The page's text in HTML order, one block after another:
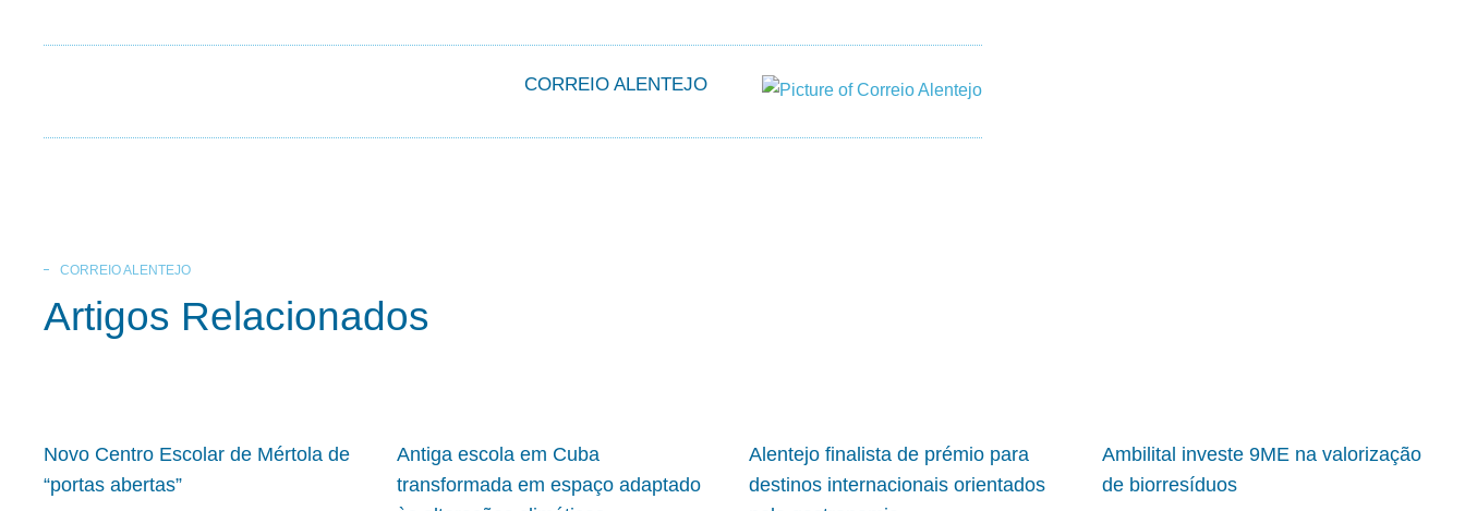
CORREIO ALENTEJO
CORREIO ALENTEJO
Artigos Relacionados
Novo Centro Escolar de Mértola de
“portas abertas”
Antiga escola em Cuba
transformada em espaço adaptado
Alentejo finalista de prémio para
destinos internacionais orientados
Ambilital investe 9ME na valorização
de biorresíduos